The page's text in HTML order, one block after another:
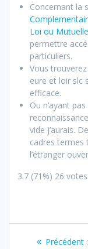
Concernant la
Loi ou
permettre
particuliers.
Vous
eure et loir slc
efficace.
Ou n’ayant
vide j’aurais.
cadres termes
l’étranger
3.7 (71%) 26 votes
Précédent :